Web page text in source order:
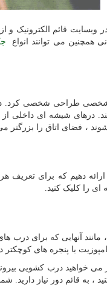
وبسایت قائم الکترونیک و
شخصی طراحی شخصی کرد.
درهای شیشه ای داخلی
، فضای اتاق را بزرگتر
دهیم که برای
را کلیک کنید.
آنهایی که برای درب
با پنجره های
خواهید درب کشویی
، به قائم دور نیاز دارید.